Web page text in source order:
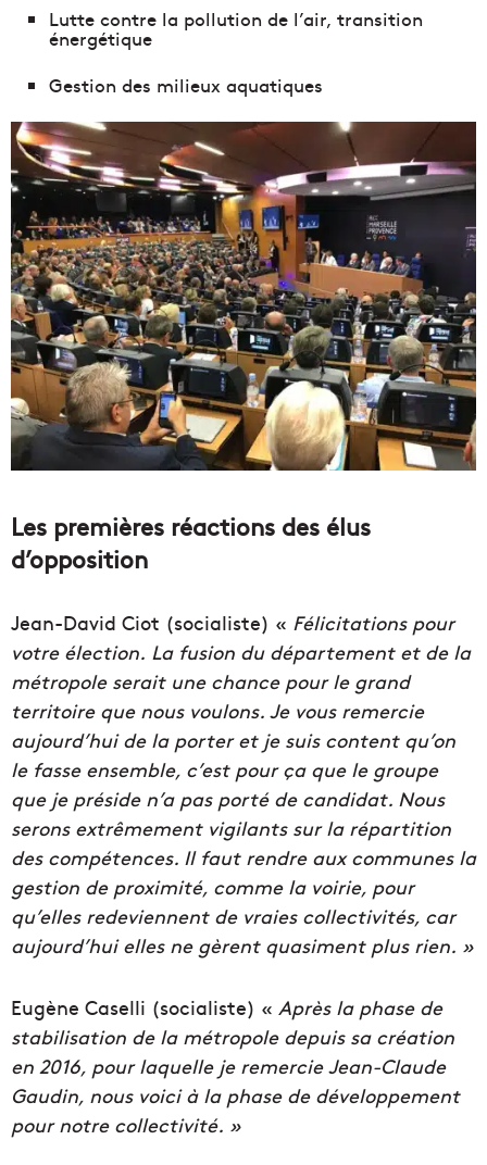
Lutte contre la pollution de l’air, transition
énergétique
Gestion des milieux aquatiques
Les premières réactions des élus
d’opposition
Jean-David Ciot (socialiste) « Félicitations pour
votre élection. La fusion du département et de la
métropole serait une chance pour le grand
territoire que nous voulons. Je vous remercie
aujourd’hui de la porter et je suis content qu’on
le fasse ensemble, c’est pour ça que le groupe
que je préside n’a pas porté de candidat. Nous
serons extrêmement vigilants sur la répartition
des compétences. Il faut rendre aux communes la
gestion de proximité, comme la voirie, pour
qu’elles redeviennent de vraies collectivités, car
aujourd’hui elles ne gèrent quasiment plus rien. »
Eugène Caselli (socialiste) « Après la phase de
stabilisation de la métropole depuis sa création
en 2016, pour laquelle je remercie Jean-Claude
Gaudin, nous voici à la phase de développement
pour notre collectivité. »